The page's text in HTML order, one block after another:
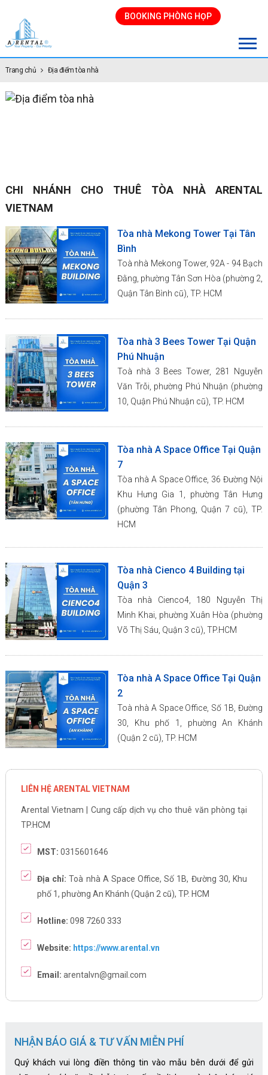
BOOKING PHÒNG HỌP
Trang chủ Địa điểm tòa nhà
CHI NHÁNH CHO THUÊ TÒA NHÀ ARENTAL
VIETNAM
Tòa nhà Mekong Tower Tại Tân
Bình
Toà nhà Mekong Tower, 92A - 94 Bạch
Đằng, phường Tân Sơn Hòa (phường 2,
Quận Tân Bình cũ), TP. HCM
Tòa nhà 3 Bees Tower Tại Quận
Phú Nhuận
Toà nhà 3 Bees Tower, 281 Nguyễn
Văn Trỗi, phường Phú Nhuận (phường
10, Quận Phú Nhuận cũ), TP. HCM
Tòa nhà A Space Office Tại Quận
7
Tòa nhà A Space Office, 36 Đường Nội
Khu Hưng Gia 1, phường Tân Hưng
(phường Tân Phong, Quận 7 cũ), TP.
HCM
Tòa nhà Cienco 4 Building tại
Quận 3
Tòa nhà Cienco4, 180 Nguyễn Thị
Minh Khai, phường Xuân Hòa (phường
Võ Thị Sáu, Quận 3 cũ), TP.HCM
Tòa nhà A Space Office Tại Quận
2
Toà nhà A Space Office, Số 1B, Đường
30, Khu phố 1, phường An Khánh
(Quận 2 cũ), TP. HCM
LIÊN HỆ ARENTAL VIETNAM
Arental Vietnam | Cung cấp dịch vụ cho thuê văn phòng tại
TP.HCM
MST: 0315601646
Địa chỉ: Toà nhà A Space Office, Số 1B, Đường 30, Khu
phố 1, phường An Khánh (Quận 2 cũ), TP. HCM
Hotline: 098 7260 333
Website: https://www.arental.vn
Email: arentalvn@gmail.com
NHẬN BÁO GIÁ & TƯ VẤN MIỄN PHÍ
Quý khách vui lòng điền thông tin vào mẫu bên dưới để gửi